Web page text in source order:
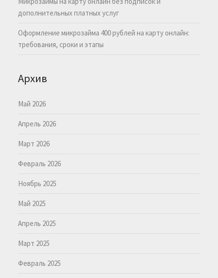
дополнительных платных услуг
Оформление микрозайма 400 рублей на карту онлайн:
требования, сроки и этапы
Архив
Май 2026
Апрель 2026
Март 2026
Февраль 2026
Ноябрь 2025
Май 2025
Апрель 2025
Март 2025
Февраль 2025